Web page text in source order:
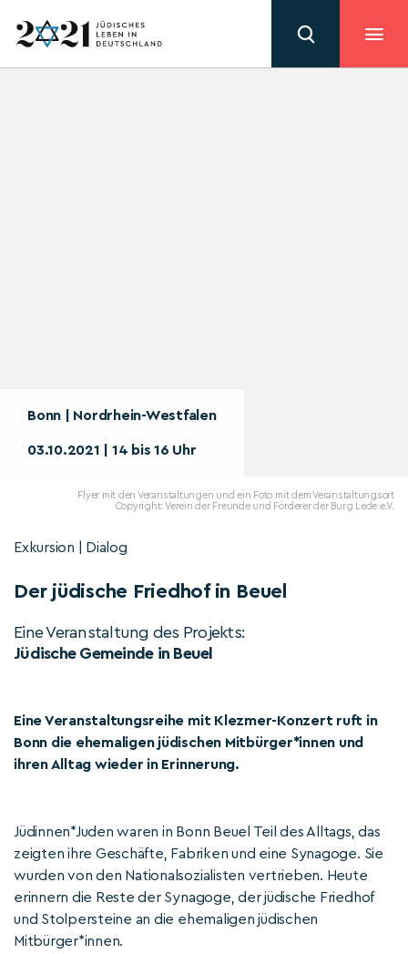
Bonn | Nordrhein-Westfalen
03.10.2021 | 14 bis 16 Uhr
Flyer mit den Veranstaltungen und ein Foto mit dem Veranstaltungsort
Copyright: Verein der Freunde und Förderer der Burg Lede e.V.
Exkursion | Dialog
Der jüdische Friedhof in Beuel
Eine Veranstaltung des Projekts:
Jüdische Gemeinde in Beuel
Eine Veranstaltungsreihe mit Klezmer-Konzert ruft in
Bonn die ehemaligen jüdischen Mitbürger*innen und
ihren Alltag wieder in Erinnerung.
Jüdinnen*Juden waren in Bonn Beuel Teil des Alltags, das
zeigten ihre Geschäfte, Fabriken und eine Synagoge. Sie
wurden von den Nationalsozialisten vertrieben. Heute
erinnern die Reste der Synagoge, der jüdische Friedhof
und Stolpersteine an die ehemaligen jüdischen
Mitbürger*innen.